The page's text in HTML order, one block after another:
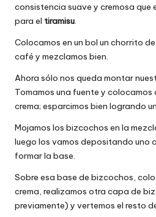
consistencia suave y cremosa que
para el tiramisu
Colocamos en un bol un chorrito
café y mezclamos bien.
Ahora sólo nos queda montar
Tomamos una fuente y colocamos
crema; esparcimos bien logrando
Mojamos los bizcochos en la
luego los vamos depositando uno
formar la base.
Sobre esa base de bizcochos,
crema, realizamos otra capa de
previamente) y vertemos el resto